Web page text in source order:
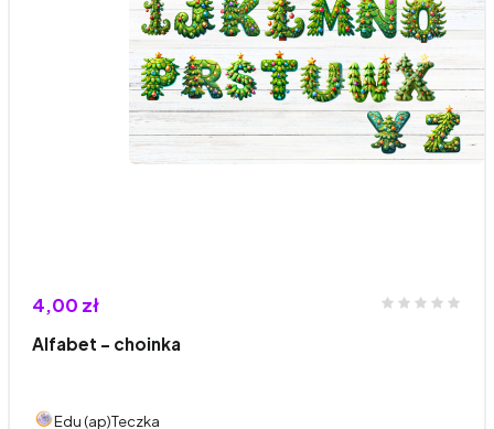
4,00 zł
Alfabet - choinka
Edu (ap)Teczka